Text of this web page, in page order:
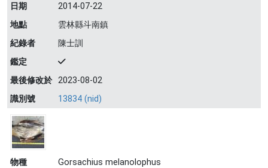
日期
2014-07-22
地點
雲林縣斗南鎮
紀錄者
陳士訓
鑑定
最後修改於 2023-08-02
識別號
13834 (nid)
物種
Gorsachius melanolophus